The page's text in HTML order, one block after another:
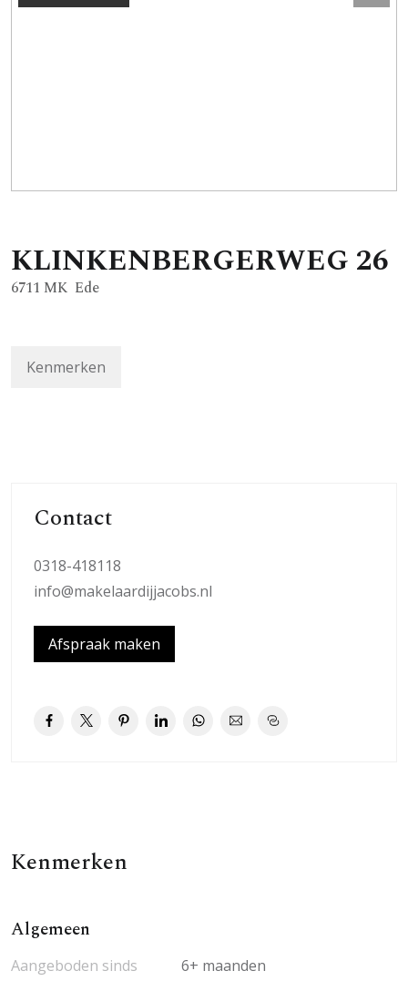
KLINKENBERGERWEG 26
6711 MK Ede
Kenmerken
Contact
0318-418118
info@makelaardijjacobs.nl
Afspraak maken
Kenmerken
Algemeen
Aangeboden sinds
6+ maanden